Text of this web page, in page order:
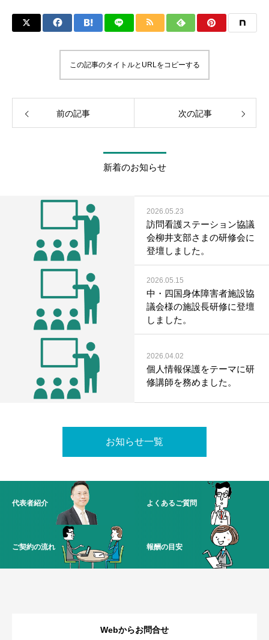
この記事のタイトルとURLをコピーする
前の記事 次の記事
新着のお知らせ
2026.05.23
訪問看護ステーション協議
会柳井支部さまの研修会に
登壇しました。
2026.05.15
中・四国身体障害者施設協
議会様の施設長研修に登壇
しました。
2026.04.02
個人情報保護をテーマに研
修講師を務めました。
お知らせ一覧
代表者紹介 よくあるご質問
ご契約の流れ 報酬の目安
Webからお問合せ